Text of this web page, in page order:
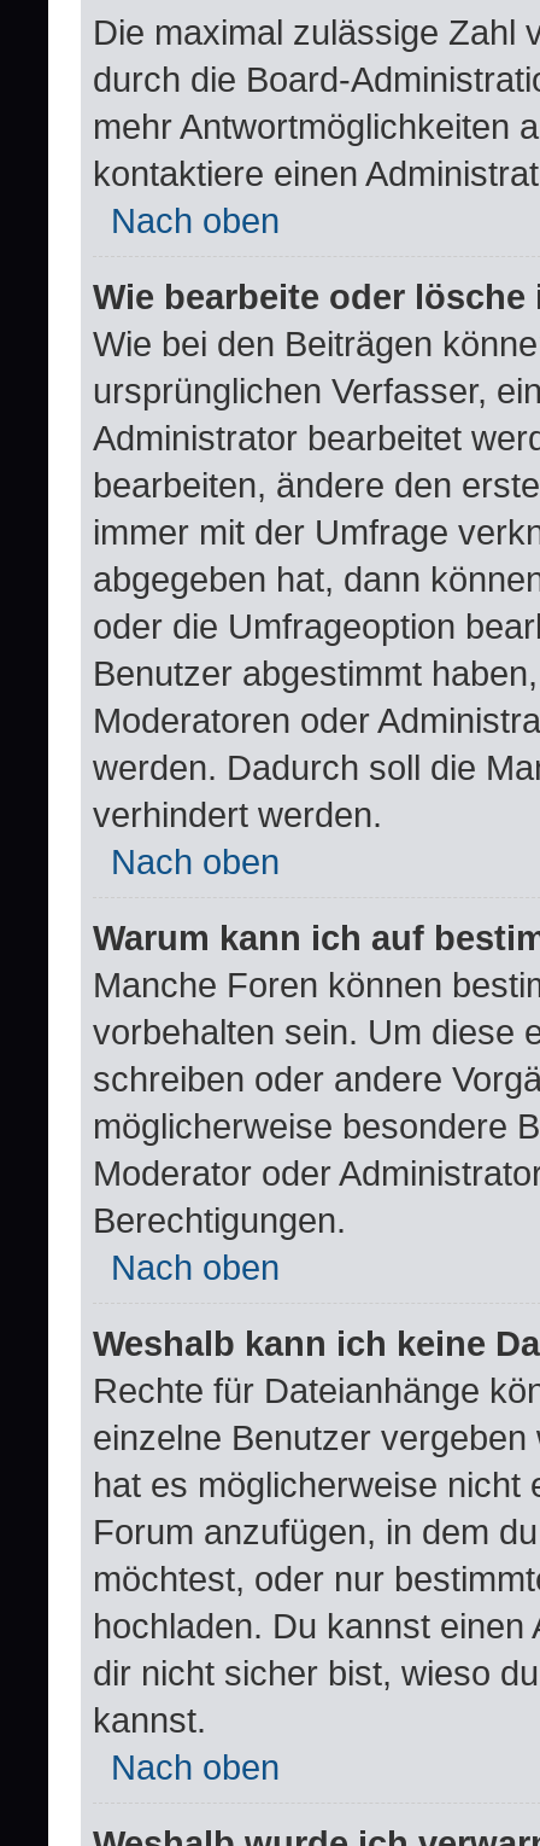
Die maximal zulässige Zahl
durch die Board-
mehr Antwortmöglichkeiten
kontaktiere einen
Nach oben
Wie bearbeite oder
Wie bei den Beiträgen
ursprünglichen Verfasser,
Administrator bearbeitet
bearbeiten, ändere den
immer mit der Umfrage
abgegeben hat, dann
oder die Umfrageoption
Benutzer abgestimmt
Moderatoren oder
werden. Dadurch soll die
verhindert werden.
Nach oben
Warum kann ich auf
Manche Foren können
vorbehalten sein. Um diese
schreiben oder andere
möglicherweise besondere
Moderator oder
Berechtigungen.
Nach oben
Weshalb kann ich keine
Rechte für Dateianhänge
einzelne Benutzer
hat es möglicherweise nicht
Forum anzufügen, in dem
möchtest, oder nur
hochladen. Du kannst
dir nicht sicher bist, wieso
kannst.
Nach oben